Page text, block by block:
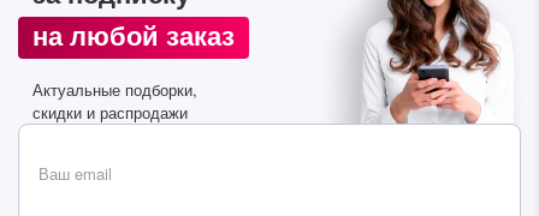
на любой заказ
Актуальные подборки,
скидки и распродажи
Ваш email